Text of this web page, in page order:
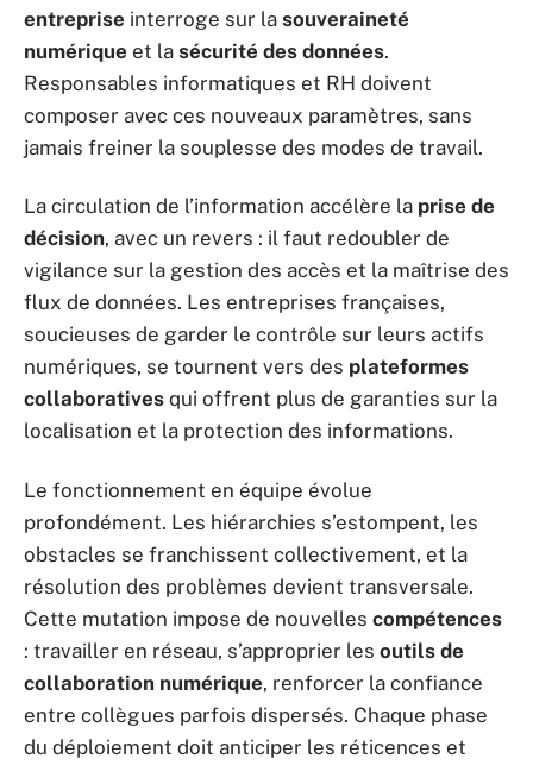
entreprise interroge sur la souveraineté
numérique et la sécurité des données.
Responsables informatiques et RH doivent
composer avec ces nouveaux paramètres, sans
jamais freiner la souplesse des modes de travail.
La circulation de l’information accélère la prise de
décision, avec un revers : il faut redoubler de
vigilance sur la gestion des accès et la maîtrise des
flux de données. Les entreprises françaises,
soucieuses de garder le contrôle sur leurs actifs
numériques, se tournent vers des plateformes
collaboratives qui offrent plus de garanties sur la
localisation et la protection des informations.
Le fonctionnement en équipe évolue
profondément. Les hiérarchies s’estompent, les
obstacles se franchissent collectivement, et la
résolution des problèmes devient transversale.
Cette mutation impose de nouvelles compétences
: travailler en réseau, s’approprier les outils de
collaboration numérique, renforcer la confiance
entre collègues parfois dispersés. Chaque phase
du déploiement doit anticiper les réticences et